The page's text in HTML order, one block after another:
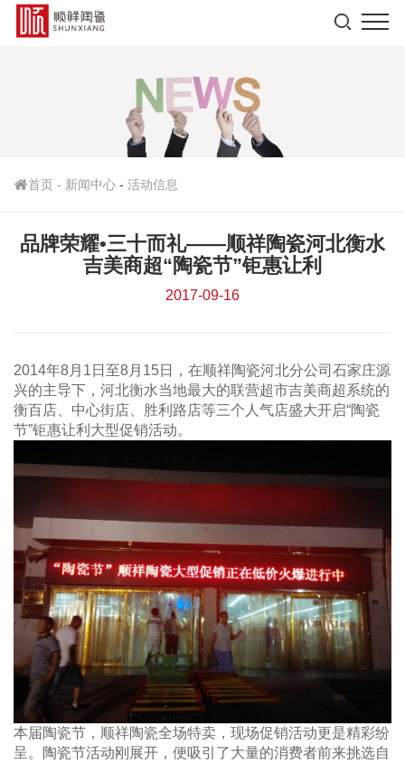
首页 - 新闻中心 - 活动信息
品牌荣耀•三十而礼——顺祥陶瓷河北衡水
吉美商超“陶瓷节”钜惠让利
2017-09-16
2014年8月1日至8月15日，在顺祥陶瓷河北分公司石家庄源
兴的主导下，河北衡水当地最大的联营超市吉美商超系统的
衡百店、中心街店、胜利路店等三个人气店盛大开启“陶瓷
节”钜惠让利大型促销活动。
本届陶瓷节，顺祥陶瓷全场特卖，现场促销活动更是精彩纷
呈。陶瓷节活动刚展开，便吸引了大量的消费者前来挑选自